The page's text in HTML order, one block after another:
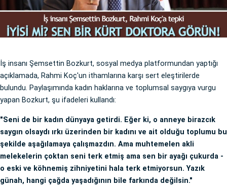
İş insanı Şemsettin Bozkurt, sosyal medya platformundan yaptığı
açıklamada, Rahmi Koç'un ithamlarına karşı sert eleştirilerde
bulundu. Paylaşımında kadın haklarına ve toplumsal saygıya vurgu
yapan Bozkurt, şu ifadeleri kullandı:
"Seni de bir kadın dünyaya getirdi. Eğer ki, o anneye birazcık
saygın olsaydı ırkı üzerinden bir kadını ve ait olduğu toplumu bu
şekilde aşağılamaya çalışmazdın. Ama muhtemelen akli
melekelerin çoktan seni terk etmiş ama sen bir ayağı çukurda -
o eski ve köhnemiş zihniyetini hala terk etmiyorsun. Yazık
günah, hangi çağda yaşadığının bile farkında değilsin."